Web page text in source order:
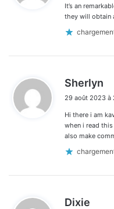
:
It’s an
they will obtain
Sherlyn
t
:
29 août 2023 à
Hi there i am
when i read
also make
Dixie